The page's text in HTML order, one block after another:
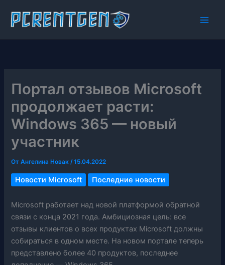
содержимому
Портал отзывов Microsoft
продолжает расти:
Windows 365 — новый
участник
ОтАнгелина Новак/15.04.2022
Новости Microsoft Последние новости
Microsoft работает над новой платформой обратной
связи с конца 2021 года. Амбициозная цель: все
отзывы клиентов о всех продуктах Microsoft должны
собираться в одном месте. На новом портале теперь
представлено более 40 продуктов, последнее